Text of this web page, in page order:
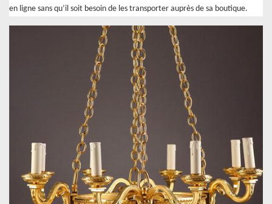
en ligne sans qu’il soit besoin de les transporter auprès de sa boutique.